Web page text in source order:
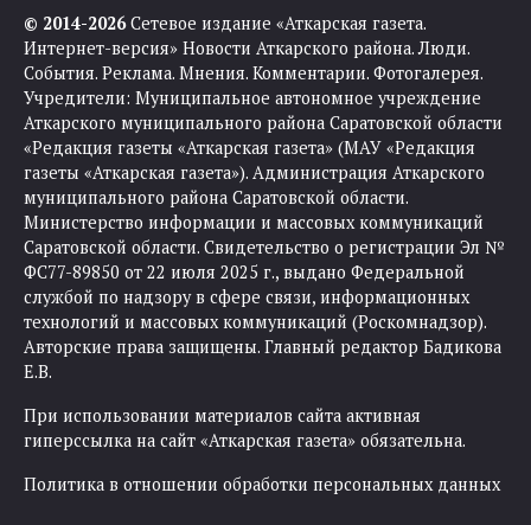
© 2014-2026Сетевое издание «Аткарская газета.
Интернет-версия» Новости Аткарского района. Люди.
События. Реклама. Мнения. Комментарии. Фотогалерея.
Учредители: Муниципальное автономное учреждение
Аткарского муниципального района Саратовской области
«Редакция газеты «Аткарская газета» (МАУ «Редакция
газеты «Аткарская газета»). Администрация Аткарского
муниципального района Саратовской области.
Министерство информации и массовых коммуникаций
Саратовской области. Свидетельство о регистрации Эл №
ФС77-89850 от 22 июля 2025 г., выдано Федеральной
службой по надзору в сфере связи, информационных
технологий и массовых коммуникаций (Роскомнадзор).
Авторские права защищены. Главный редактор Бадикова
Е.В.
При использовании материалов сайта активная
гиперссылка на сайт «Аткарская газета» обязательна.
Политика в отношении обработки персональных данных